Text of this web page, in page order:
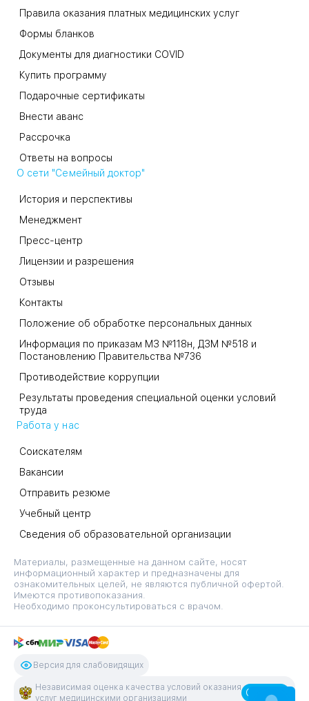
Правила оказания платных медицинских услуг
Формы бланков
Документы для диагностики COVID
Купить программу
Подарочные сертификаты
Внести аванс
Рассрочка
Ответы на вопросы
О сети "Семейный доктор"
История и перспективы
Менеджмент
Пресс-центр
Лицензии и разрешения
Отзывы
Контакты
Положение об обработке персональных данных
Информация по приказам МЗ №118н, ДЗМ №518 и
Постановлению Правительства №736
Противодействие коррупции
Результаты проведения специальной оценки условий
труда
Работа у нас
Соискателям
Вакансии
Отправить резюме
Учебный центр
Сведения об образовательной организации
Материалы, размещенные на данном сайте, носят
информационный характер и предназначены для
ознакомительных целей, не являются публичной офертой.
Имеются противопоказания.
Необходимо проконсультироваться с врачом.
Версия для слабовидящих
Независимая оценка качества условий оказания
услуг медицинскими организациями
Оценить